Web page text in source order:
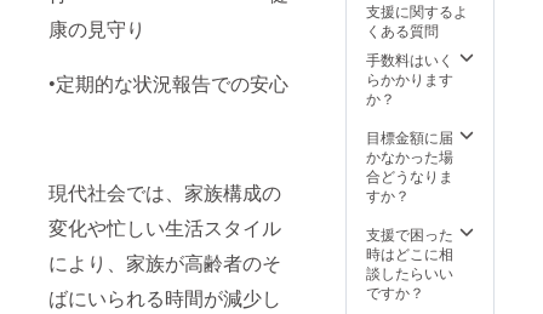
康の見守り
•定期的な状況報告での安心
現代社会では、家族構成の
変化や忙しい生活スタイル
により、家族が高齢者のそ
ばにいられる時間が減少し
支援に関するよ
くある質問
手数料はいく
らかかります
か？
目標金額に届
かなかった場
合どうなりま
すか？
支援で困った
時はどこに相
談したらいい
ですか？